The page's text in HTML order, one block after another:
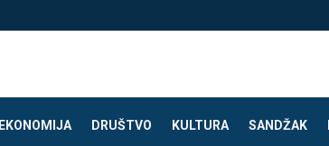
EKONOMIJA DRUŠTVO KULTURA SANDŽAK